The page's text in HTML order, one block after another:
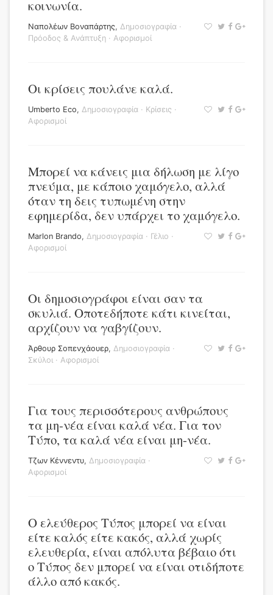
κοινωνία.
Ναπολέων Βοναπάρτης, Δημοσιογραφία ·
Πρόοδος & Ανάπτυξη · Αφορισμοί
Οι κρίσεις πουλάνε καλά.
Umberto Eco, Δημοσιογραφία · Κρίσεις ·
Αφορισμοί
Μπορεί να κάνεις μια δήλωση με λίγο
πνεύμα, με κάποιο χαμόγελο, αλλά
όταν τη δεις τυπωμένη στην
εφημερίδα, δεν υπάρχει το χαμόγελο.
Marlon Brando, Δημοσιογραφία · Γέλιο ·
Αφορισμοί
Οι δημοσιογράφοι είναι σαν τα
σκυλιά. Οποτεδήποτε κάτι κινείται,
αρχίζουν να γαβγίζουν.
Άρθουρ Σοπενχάουερ, Δημοσιογραφία ·
Σκύλοι · Αφορισμοί
Για τους περισσότερους ανθρώπους
τα μη-νέα είναι καλά νέα. Για τον
Τύπο, τα καλά νέα είναι μη-νέα.
Τζων Κέννεντυ, Δημοσιογραφία ·
Αφορισμοί
Ο ελεύθερος Τύπος μπορεί να είναι
είτε καλός είτε κακός, αλλά χωρίς
ελευθερία, είναι απόλυτα βέβαιο ότι
ο Τύπος δεν μπορεί να είναι οτιδήποτε
άλλο από κακός.